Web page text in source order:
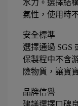
水力。選擇結
氣性，使用時
安全標準
選擇通過 SGS
保製程中不含
險物質，讓寶
品牌信譽
建議選擇口碑